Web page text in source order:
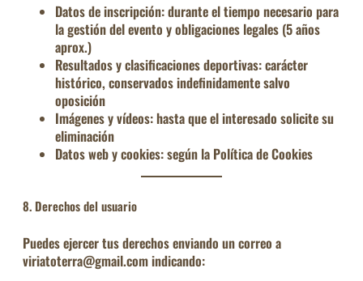
Datos de inscripción:durante el tiempo necesario para
la gestión del evento y obligaciones legales (5 años
aprox.)
Resultados y clasificaciones deportivas:carácter
histórico, conservados indefinidamente salvo
oposición
Imágenes y vídeos:hasta que el interesado solicite su
eliminación
Datos web y cookies:según la Política de Cookies
8. Derechos del usuario
Puedes ejercer tus derechos enviando un correo a
viriatoterra@gmail.com indicando: